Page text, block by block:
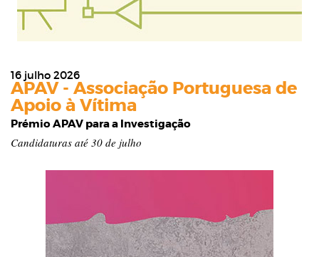
16 julho 2026
APAV - Associação Portuguesa de
Apoio à Vítima
Prémio APAV para a Investigação
Candidaturas até 30 de julho